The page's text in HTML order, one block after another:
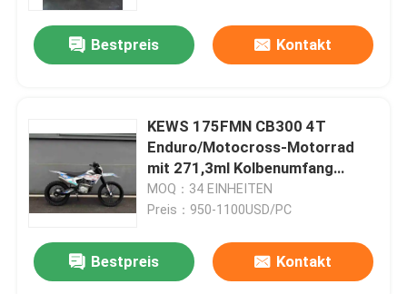
Bestpreis Kontakt
KEWS 175FMN CB300 4T
Enduro/Motocross-Motorrad
mit 271,3ml Kolbenumfang
Motocross-Bike
MOQ：34 EINHEITEN
Preis：950-1100USD/PC
Bestpreis Kontakt